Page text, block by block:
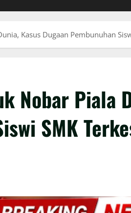
Kasus Dugaan Pembunuhan
Nobar Piala
SMK